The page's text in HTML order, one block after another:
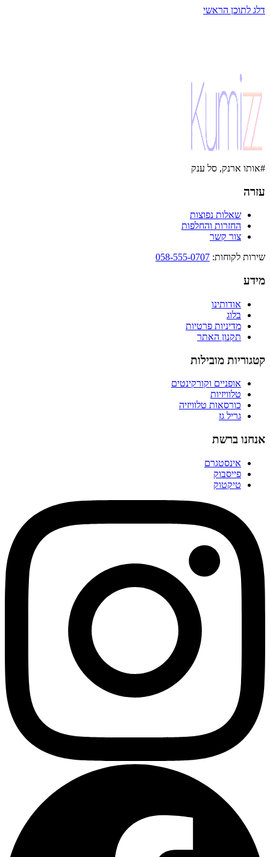
דלג לתוכן הראשי
#אותו ארנק, סל ענק
עזרה
שאלות נפוצות
החזרות והחלפות
צור קשר
שירות לקוחות:
058-555-0707
מידע
אודותינו
בלוג
מדיניות פרטיות
תקנון האתר
קטגוריות מובילות
אופניים וקורקינטים
טלוויזיות
כורסאות טלוויזיה
גריל גז
אנחנו ברשת
אינסטגרם
פייסבוק
טיקטוק